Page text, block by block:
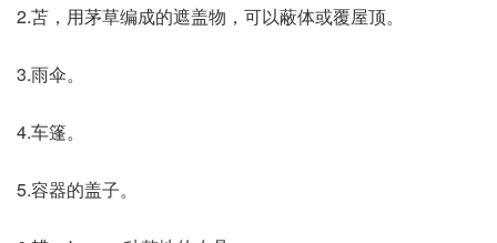
2.苫，用茅草编成的遮盖物，可以蔽体或覆屋顶。
3.雨伞。
4.车篷。
5.容器的盖子。